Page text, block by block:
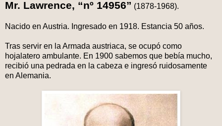
Mr. Lawrence, “nº 14956” (1878-1968).
Nacido en Austria. Ingresado en 1918. Estancia 50 años.
Tras servir en la Armada austriaca, se ocupó como
hojalatero ambulante. En 1900 sabemos que bebía mucho,
recibió una pedrada en la cabeza e ingresó ruidosamente
en Alemania.